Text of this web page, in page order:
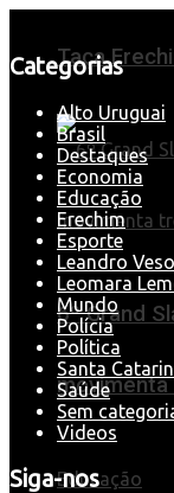
Taça
6º Grand
Educação
Categorias
Alto Uruguai
Brasil
Destaques
Economia
Educação
Erechim
Esporte
Leandro
Leomara
Mundo
Polícia
Política
Santa
Saúde
Sem
Videos
Siga-nos